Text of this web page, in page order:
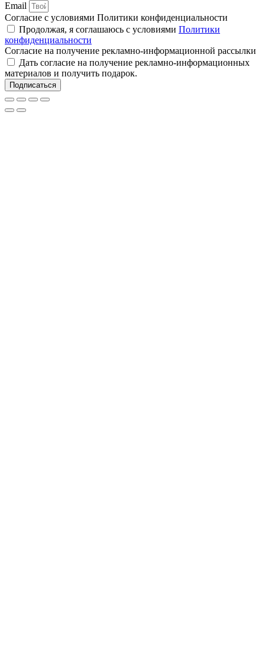
Email
Согласие с условиями Политики конфиденциальности
Продолжая, я соглашаюсь с условиями Политики
конфиденциальности
Согласие на получение рекламно-информационной рассылки
Дать согласие на получение рекламно-информационных
материалов и получить подарок.
Подписаться